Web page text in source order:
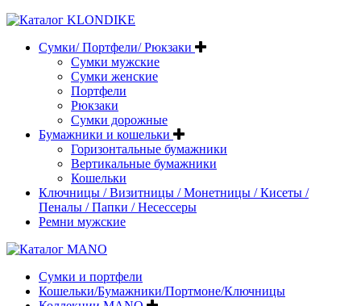
Сумки/ Портфели/ Рюкзаки
Сумки мужские
Сумки женские
Портфели
Рюкзаки
Сумки дорожные
Бумажники и кошельки
Горизонтальные бумажники
Вертикальные бумажники
Кошельки
Ключницы / Визитницы / Монетницы / Кисеты /
Пеналы / Папки / Несессеры
Ремни мужские
Сумки и портфели
Кошельки/Бумажники/Портмоне/Ключницы